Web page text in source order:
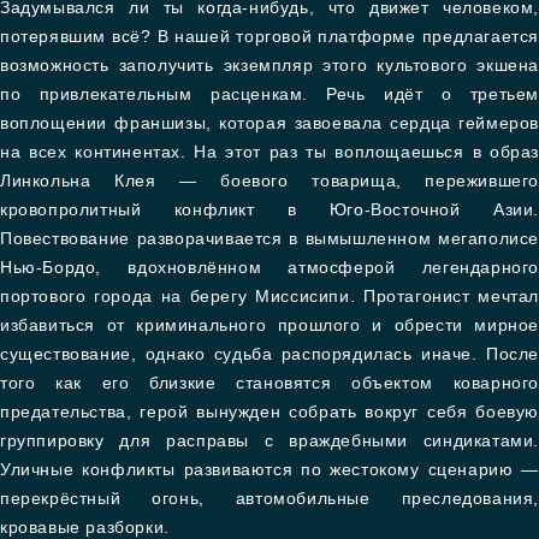
Задумывался ли ты когда-нибудь, что движет человеком,
потерявшим всё? В нашей торговой платформе предлагается
возможность заполучить экземпляр этого культового экшена
по привлекательным расценкам. Речь идёт о третьем
воплощении франшизы, которая завоевала сердца геймеров
на всех континентах. На этот раз ты воплощаешься в образ
Линкольна Клея — боевого товарища, пережившего
кровопролитный конфликт в Юго-Восточной Азии.
Повествование разворачивается в вымышленном мегаполисе
Нью-Бордо, вдохновлённом атмосферой легендарного
портового города на берегу Миссисипи. Протагонист мечтал
избавиться от криминального прошлого и обрести мирное
существование, однако судьба распорядилась иначе. После
того как его близкие становятся объектом коварного
предательства, герой вынужден собрать вокруг себя боевую
группировку для расправы с враждебными синдикатами.
Уличные конфликты развиваются по жестокому сценарию —
перекрёстный огонь, автомобильные преследования,
кровавые разборки.